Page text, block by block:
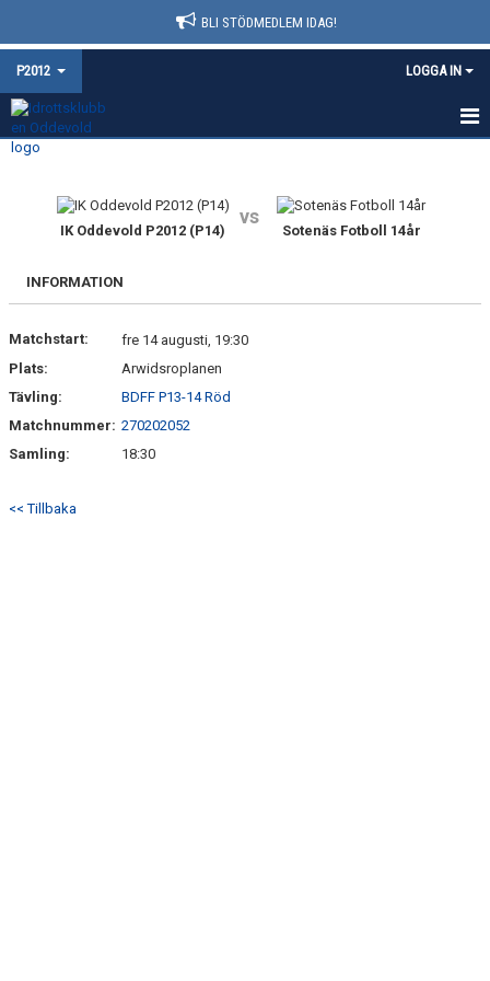
BLI STÖDMEDLEM IDAG!
P2012 LOGGA IN
HEM
NYHETER
MATCHER
TRUPPEN
BILDGALLERI
IK Oddevold P2012 (P14)
vs
Sotenäs Fotboll 14år
INFORMATION
Matchstart:
fre 14 augusti, 19:30
Plats:
Arwidsroplanen
Tävling:
BDFF P13-14 Röd
Matchnummer: 270202052
Samling:
18:30
<< Tillbaka